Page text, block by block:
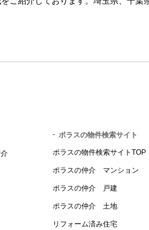
ポラスの物件検索サイト
ポラスの物件検索サイトTOP
ポラスの仲介 マンション
ポラスの仲介 戸建
ポラスの仲介 土地
リフォーム済み住宅